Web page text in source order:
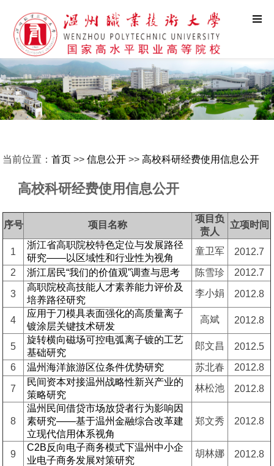
当前位置：首页 >>信息公开 >>高校科研经费使用信息公开
高校科研经费使用信息公开
序号 项目名称
项目负
责人
立项时间
1
浙江省高职院校特色定位与发展路径
研究——以区域性和行业性为视角
童卫军
2012.7
2
浙江居民“我们的价值观”调查与思考 陈雪珍 2012.7
3
高职院校高技能人才素养能力评价及
培养路径研究
李小娟 2012.8
4
应用于刀模具表面强化的高质量离子
镀涂层关键技术研发
高斌 2012.8
5
旋转横向磁场可控电弧离子镀的工艺
基础研究
郎文昌
2012.5
6
温州海洋旅游区位条件优势研究 苏北春 2012.8
7
民间资本对接温州战略性新兴产业的
策略研究
林松池 2012.8
8
温州民间借贷市场放贷者行为影响因
素研究——基于温州金融综合改革建
立现代信用体系视角
郑文秀 2012.8
9
C2B反向电子商务模式下温州中小企
业电子商务发展对策研究
胡林娜 2012.8